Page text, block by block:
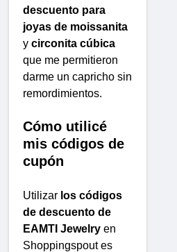
descuento para
joyas de moissanita
y circonita cúbica
que me permitieron
darme un capricho sin
remordimientos.
Cómo utilicé
mis códigos de
cupón
Utilizar los códigos
de descuento de
EAMTI Jewelry en
Shoppingspout es